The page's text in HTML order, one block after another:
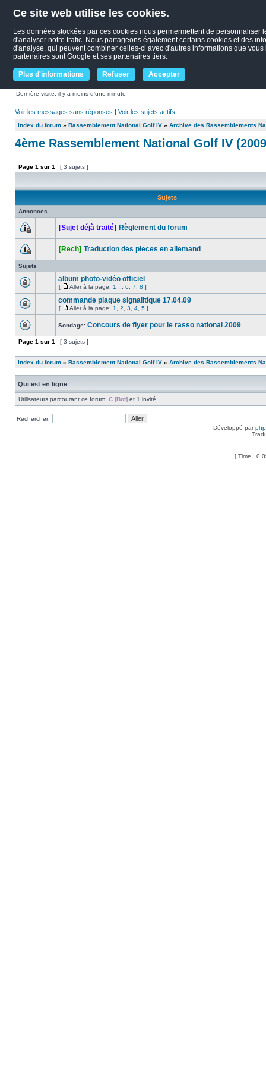
Ce site web utilise les cookies.
Les données stockées par ces cookies nous permermettent de
d'analyser notre trafic. Nous partageons également certains cookies et des
d'analyse, qui peuvent combiner celles-ci avec d'autres informations que
partenaires sont Google et ses partenaires tiers.
Plus d'informations Refuser Accepter
Dernière visite: il y a moins d’une minute
Voir les messages sans réponses | Voir les sujets actifs
Index du forum » Rassemblement National Golf IV » Archive des Rassemblements
4ème Rassemblement National Golf IV
Page 1 sur 1 [ 3 sujets ]
Sujets
Annonces
[Sujet déjà traité] Règlement du forum
[Rech] Traduction des pieces en allemand
Sujets
album photo-vidéo officiel
[ Aller à la page: 1 6 7 8 ]
commande plaque signalitique 17.04.09
[ Aller à la page: 1 2 3 4 5 ]
Sondage: Concours de flyer pour le rasso national 2009
Page 1 sur 1 [ 3 sujets ]
Index du forum » Rassemblement National Golf IV » Archive des Rassemblements
Qui est en ligne
Utilisateurs parcourant ce forum: C [Bot] et 1 invité
Rechercher:
Développé par
[ Time :